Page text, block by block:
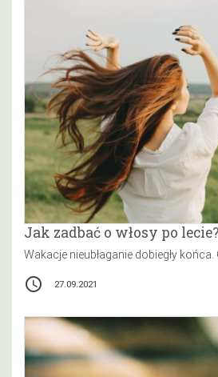
Jak zadbać o włosy po lecie?
access_time 27.09.2021